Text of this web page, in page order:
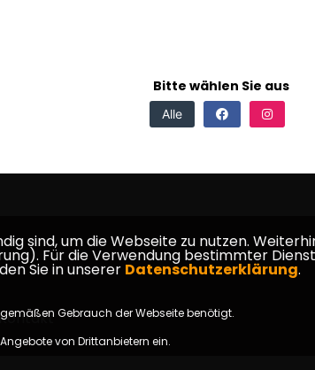
Bitte wählen Sie aus
Alle
sind, um die Webseite zu nutzen.
Für die Verwendung bestimmter
Sie in unserer Datenschutzerklärung.
Gebrauch der Webseite benötigt.
von Drittanbietern ein.